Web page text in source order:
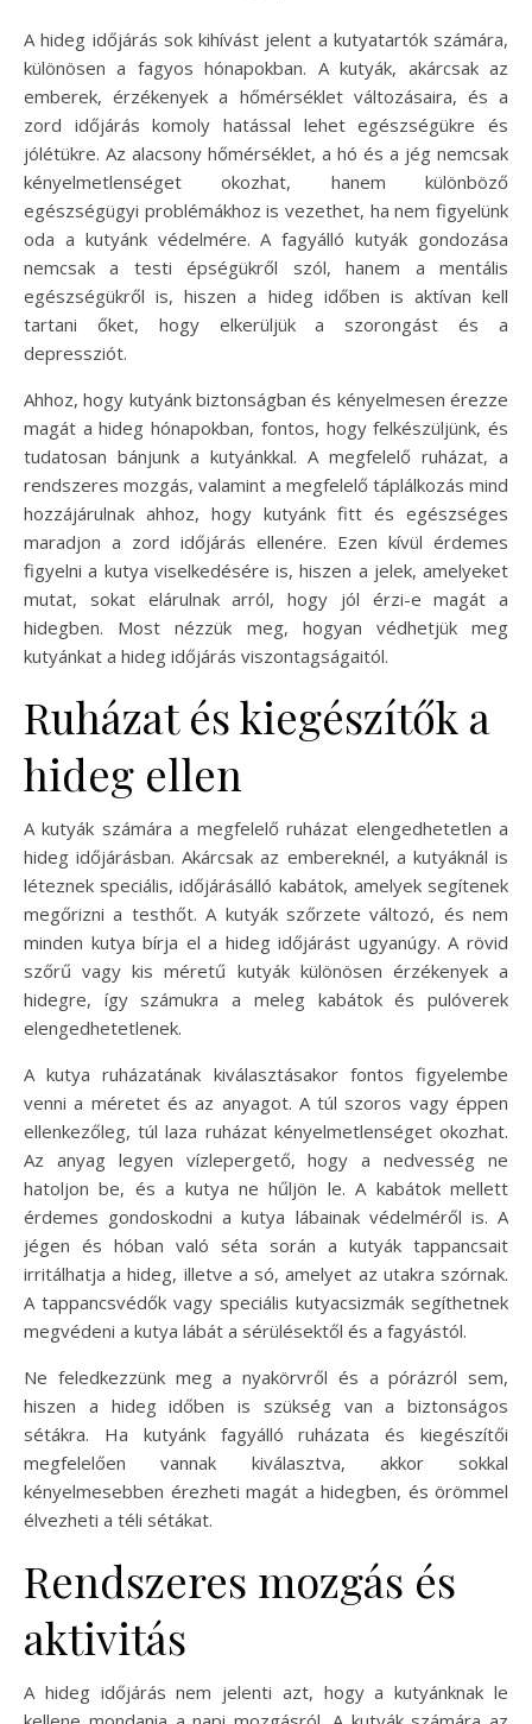
A hideg időjárás sok kihívást jelent a kutyatartók számára,
különösen a fagyos hónapokban. A kutyák, akárcsak az
emberek, érzékenyek a hőmérséklet változásaira, és a
zord időjárás komoly hatással lehet egészségükre és
jólétükre. Az alacsony hőmérséklet, a hó és a jég nemcsak
kényelmetlenséget okozhat, hanem különböző
egészségügyi problémákhoz is vezethet, ha nem figyelünk
oda a kutyánk védelmére. A fagyálló kutyák gondozása
nemcsak a testi épségükről szól, hanem a mentális
egészségükről is, hiszen a hideg időben is aktívan kell
tartani őket, hogy elkerüljük a szorongást és a
depressziót.
Ahhoz, hogy kutyánk biztonságban és kényelmesen érezze
magát a hideg hónapokban, fontos, hogy felkészüljünk, és
tudatosan bánjunk a kutyánkkal. A megfelelő ruházat, a
rendszeres mozgás, valamint a megfelelő táplálkozás mind
hozzájárulnak ahhoz, hogy kutyánk fitt és egészséges
maradjon a zord időjárás ellenére. Ezen kívül érdemes
figyelni a kutya viselkedésére is, hiszen a jelek, amelyeket
mutat, sokat elárulnak arról, hogy jól érzi-e magát a
hidegben. Most nézzük meg, hogyan védhetjük meg
kutyánkat a hideg időjárás viszontagságaitól.
Ruházat és kiegészítők a
hideg ellen
A kutyák számára a megfelelő ruházat elengedhetetlen a
hideg időjárásban. Akárcsak az embereknél, a kutyáknál is
léteznek speciális, időjárásálló kabátok, amelyek segítenek
megőrizni a testhőt. A kutyák szőrzete változó, és nem
minden kutya bírja el a hideg időjárást ugyanúgy. A rövid
szőrű vagy kis méretű kutyák különösen érzékenyek a
hidegre, így számukra a meleg kabátok és pulóverek
elengedhetetlenek.
A kutya ruházatának kiválasztásakor fontos figyelembe
venni a méretet és az anyagot. A túl szoros vagy éppen
ellenkezőleg, túl laza ruházat kényelmetlenséget okozhat.
Az anyag legyen vízlepergető, hogy a nedvesség ne
hatoljon be, és a kutya ne hűljön le. A kabátok mellett
érdemes gondoskodni a kutya lábainak védelméről is. A
jégen és hóban való séta során a kutyák tappancsait
irritálhatja a hideg, illetve a só, amelyet az utakra szórnak.
A tappancsvédők vagy speciális kutyacsizmák segíthetnek
megvédeni a kutya lábát a sérülésektől és a fagyástól.
Ne feledkezzünk meg a nyakörvről és a pórázról sem,
hiszen a hideg időben is szükség van a biztonságos
sétákra. Ha kutyánk fagyálló ruházata és kiegészítői
megfelelően vannak kiválasztva, akkor sokkal
kényelmesebben érezheti magát a hidegben, és örömmel
élvezheti a téli sétákat.
Rendszeres mozgás és
aktivitás
A hideg időjárás nem jelenti azt, hogy a kutyánknak le